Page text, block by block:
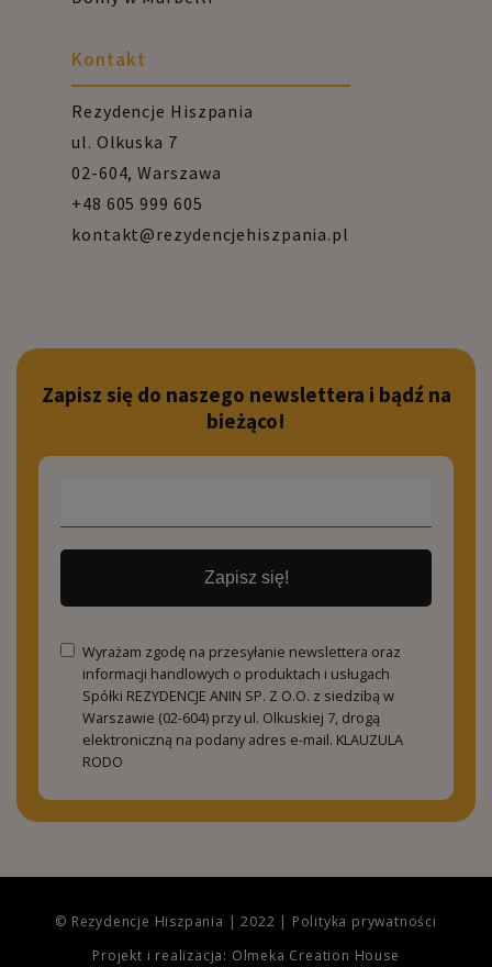
Kontakt
Rezydencje Hiszpania
ul. Olkuska 7
02-604, Warszawa
+48 605 999 605
kontakt@rezydencjehiszpania.pl
Zapisz się do naszego newslettera i bądź na
bieżąco!
Zapisz się!
Wyrażam zgodę na przesyłanie newslettera oraz
informacji handlowych o produktach i usługach
Spółki REZYDENCJE ANIN SP. Z O.O. z siedzibą w
Warszawie (02-604) przy ul. Olkuskiej 7, drogą
elektroniczną na podany adres e-mail. KLAUZULA
RODO
© Rezydencje Hiszpania | 2022 | Polityka prywatności
Projekt i realizacja: Olmeka Creation House